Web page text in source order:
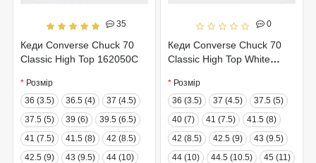
35
Кеди Converse Chuck 70
Classic High Top 162050C
Розмір
36 (3.5)
36.5 (4)
37 (4.5)
37.5 (5)
39 (6)
39.5 (6.5)
41 (7.5)
41.5 (8)
42 (8.5)
42.5 (9)
43 (9.5)
44 (10)
0
Кеди Converse Chuck 70
Classic High Top White
Розмір
36 (3.5)
37 (4.5)
37.5 (5)
40 (7)
41 (7.5)
41.5 (8)
42 (8.5)
42.5 (9)
43 (9.5)
44 (10)
44.5 (10.5) 45 (11)